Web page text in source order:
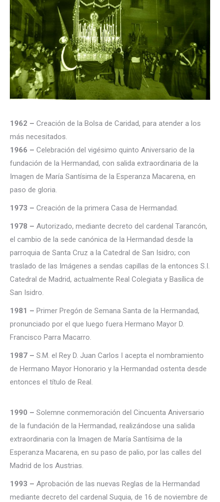
1962 – Creación de la Bolsa de Caridad, para atender a los
más necesitados.
1966 – Celebración del vigésimo quinto Aniversario de la
fundación de la Hermandad, con salida extraordinaria de la
Imagen de María Santísima de la Esperanza Macarena, en
paso de gloria.
1973 – Creación de la primera Casa de Hermandad.
1978 – Autorizado, mediante decreto del cardenal Tarancón,
el cambio de la sede canónica de la Hermandad desde la
parroquia de Santa Cruz a la Catedral de San Isidro; con
traslado de las Imágenes a sendas capillas de la entonces S.I.
Catedral de Madrid, actualmente Real Colegiata y Basílica de
San Isidro.
1981 – Primer Pregón de Semana Santa de la Hermandad,
pronunciado por el que luego fuera Hermano Mayor D.
Francisco Parra Macarro.
1987 – S.M. el Rey D. Juan Carlos I acepta el nombramiento
de Hermano Mayor Honorario y la Hermandad ostenta desde
entonces el título de Real.
1990 – Solemne conmemoración del Cincuenta Aniversario
de la fundación de la Hermandad, realizándose una salida
extraordinaria con la Imagen de María Santísima de la
Esperanza Macarena, en su paso de palio, por las calles del
Madrid de los Austrias.
1993 – Aprobación de las nuevas Reglas de la Hermandad
mediante decreto del cardenal Suquia, de 16 de noviembre de